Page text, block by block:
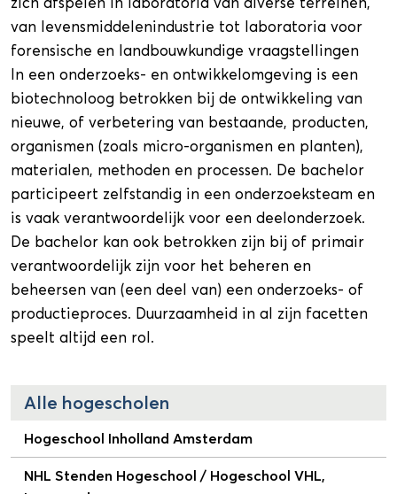
van levensmiddelenindustrie tot laboratoria voor
forensische en landbouwkundige vraagstellingen
In een onderzoeks- en ontwikkelomgeving is een
biotechnoloog betrokken bij de ontwikkeling van
nieuwe, of verbetering van bestaande, producten,
organismen (zoals micro-organismen en planten),
materialen, methoden en processen. De bachelor
participeert zelfstandig in een onderzoeksteam en
is vaak verantwoordelijk voor een deelonderzoek.
De bachelor kan ook betrokken zijn bij of primair
verantwoordelijk zijn voor het beheren en
beheersen van (een deel van) een onderzoeks- of
productieproces. Duurzaamheid in al zijn facetten
speelt altijd een rol.
Alle hogescholen
Hogeschool Inholland Amsterdam
NHL Stenden Hogeschool / Hogeschool VHL,